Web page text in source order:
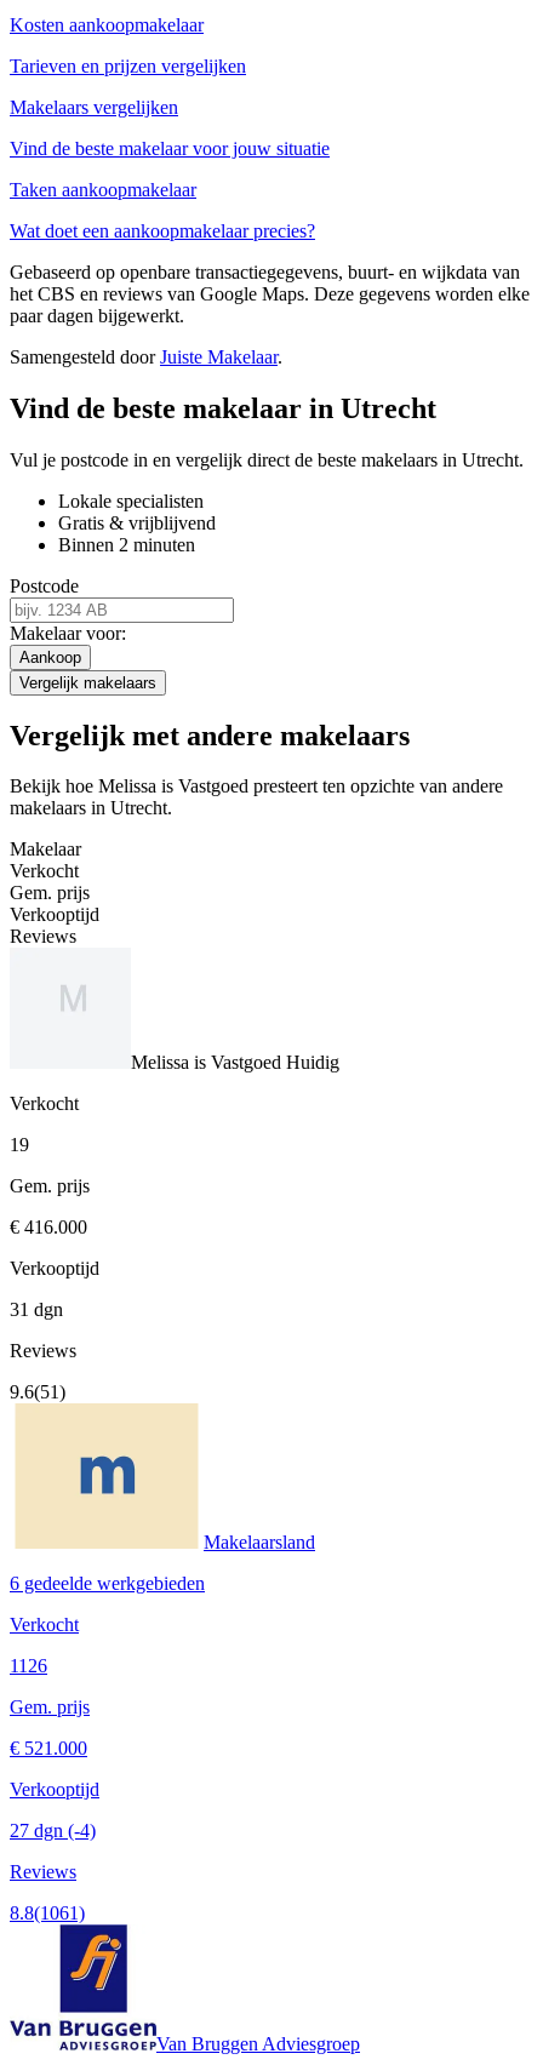
Kosten aankoopmakelaar
Tarieven en prijzen vergelijken
Makelaars vergelijken
Vind de beste makelaar voor jouw situatie
Taken aankoopmakelaar
Wat doet een aankoopmakelaar precies?
Gebaseerd op openbare transactiegegevens, buurt- en wijkdata van
het CBS en reviews van Google Maps. Deze gegevens worden elke
paar dagen bijgewerkt.
Samengesteld doorJuiste Makelaar.
Vind de beste makelaar in Utrecht
Vul je postcode in en vergelijk direct de beste makelaars in Utrecht.
Lokale specialisten
Gratis & vrijblijvend
Binnen 2 minuten
Postcode
Makelaar voor:
Aankoop
Vergelijk makelaars
Vergelijk met andere makelaars
Bekijk hoe Melissa is Vastgoed presteert ten opzichte van andere
makelaars in Utrecht.
Makelaar
Verkocht
Gem. prijs
Verkooptijd
Reviews
Melissa is Vastgoed Huidig
Verkocht
19
Gem. prijs
€ 416.000
Verkooptijd
31 dgn
Reviews
9.6(51)
Makelaarsland
6 gedeelde werkgebieden
Verkocht
1126
Gem. prijs
€ 521.000
Verkooptijd
27 dgn (-4)
Reviews
8.8(1061)
Van Bruggen Adviesgroep